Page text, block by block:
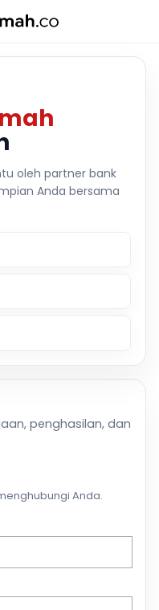
oleh partner bank
Anda bersama
penghasilan, dan
Anda.